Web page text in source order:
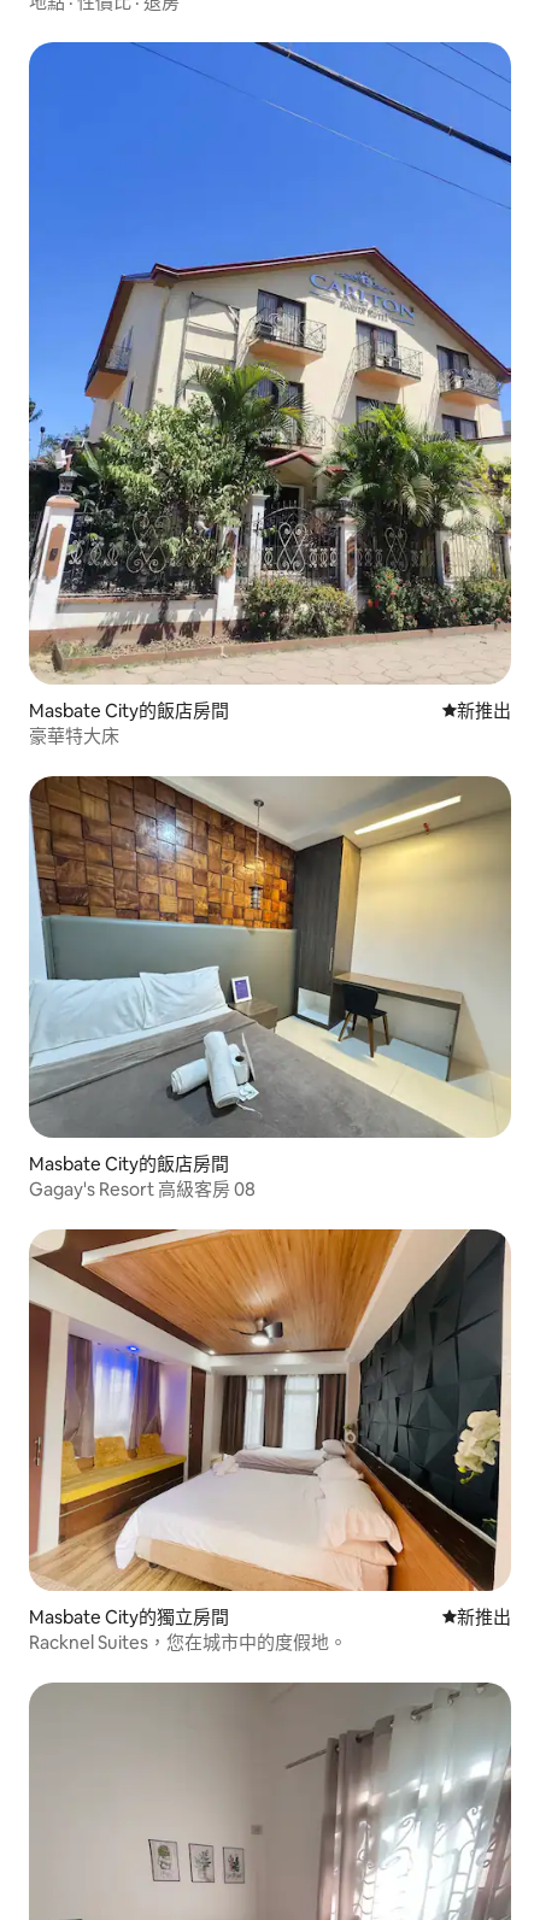
Masbate City的飯店房間 新住處
新推出
豪華特大床
Masbate City的飯店房間
Gagay's Resort 高級客房 08
Masbate City的獨立房間 新住處
新推出
Racknel Suites，您在城市中的度假地。